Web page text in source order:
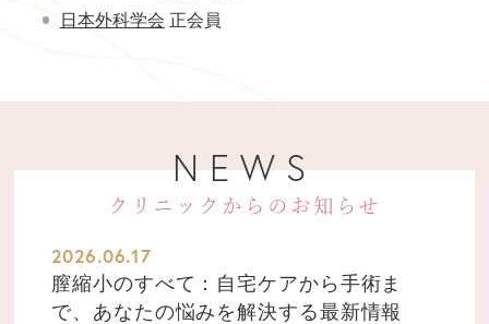
日本外科学会 正会員
NEWS
クリニックからのお知らせ
2026.06.17
膣縮小のすべて：自宅ケアから手術ま
で、あなたの悩みを解決する最新情報